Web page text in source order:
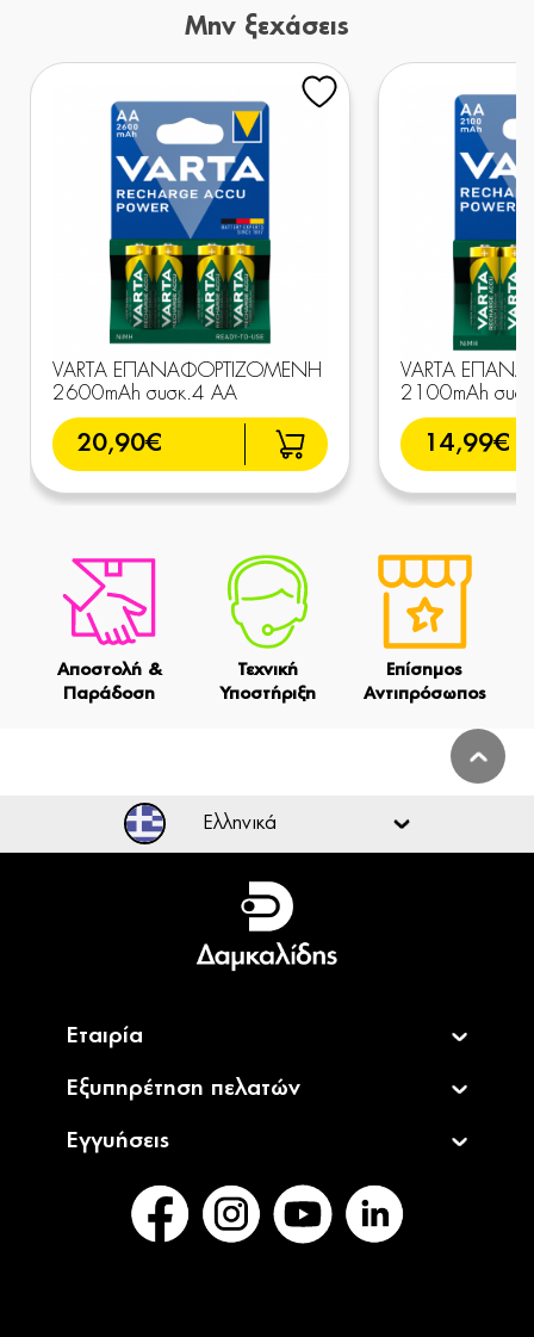
Μην ξεχάσεις
VARTA ΕΠΑΝΑΦΟΡΤΙΖΟΜΕΝΗ
2600mAh συσκ.4 AA
20,90€
VARTA
2100mAh
14,99€
Αποστολή &
Παράδοση
Τεχνική
Υποστήριξη
Επίσημος
Αντιπρόσωπος
Ελληνικά
Ελληνικά
English
Εταιρία
Εξυπηρέτηση πελατών
Εγγυήσεις